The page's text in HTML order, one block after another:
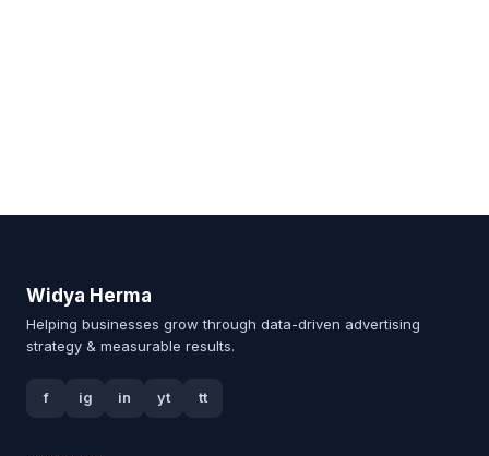
Widya Herma
Helping businesses grow through data-driven advertising
strategy & measurable results.
f ig in yt tt